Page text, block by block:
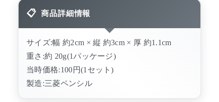
商品詳細情報
サイズ:幅 約2cm × 縦 約3cm × 厚 約1.1cm
重さ:約 20g(1パッケージ)
当時価格:100円(1セット)
製造:三菱ペンシル